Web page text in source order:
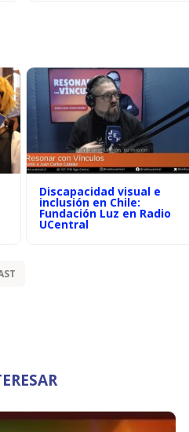
Discapacidad visual e
inclusión en Chile:
Fundación Luz en Radio
UCentral